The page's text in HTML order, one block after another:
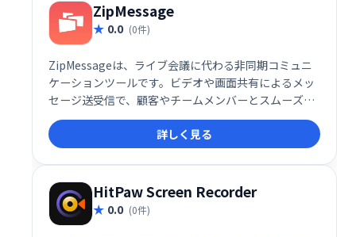
ZipMessage
0.0 (0件)
ZipMessageは、ライブ会議に代わる非同期コミュニ
ケーションツールです。ビデオや画面共有によるメッ
セージ送受信で、顧客やチームメンバーとスムーズに
連携できます。パーソナライズされたリンクで非同期
会話を開始し、効率的なコミュニケーションを実現し
ます。
詳しく見る
HitPaw Screen Recorder
0.0 (0件)